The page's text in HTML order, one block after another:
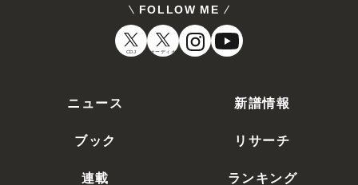
FOLLOW ME
CDJ オーディオ
ニュース
新譜情報
ブック
リサーチ
連載
ランキング